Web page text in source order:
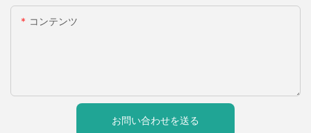
コンテンツ
お問い合わせを送る